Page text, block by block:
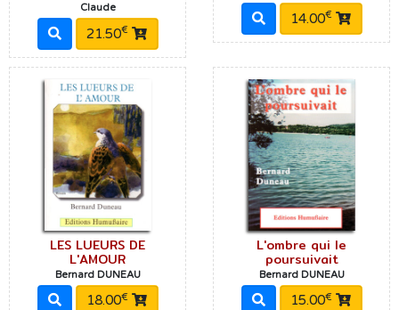
Claude
21.50€
14.00€
LES LUEURS DE
L'AMOUR
Bernard DUNEAU
18.00€
L'ombre qui le
poursuivait
Bernard DUNEAU
15.00€